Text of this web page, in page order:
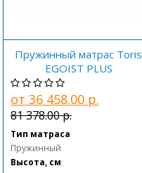
Пружинный матрас Toris
EGOIST PLUS
от 36 458.00 р.
81 378.00 р.
Тип матраса
Пружинный
Высота, см